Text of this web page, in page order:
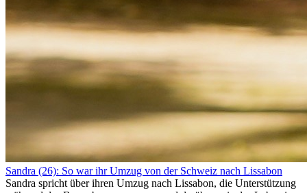
Sandra (26): So war ihr Umzug von der Schweiz nach Lissabon
Sandra spricht über ihren Umzug nach Lissabon, die Unterstützung